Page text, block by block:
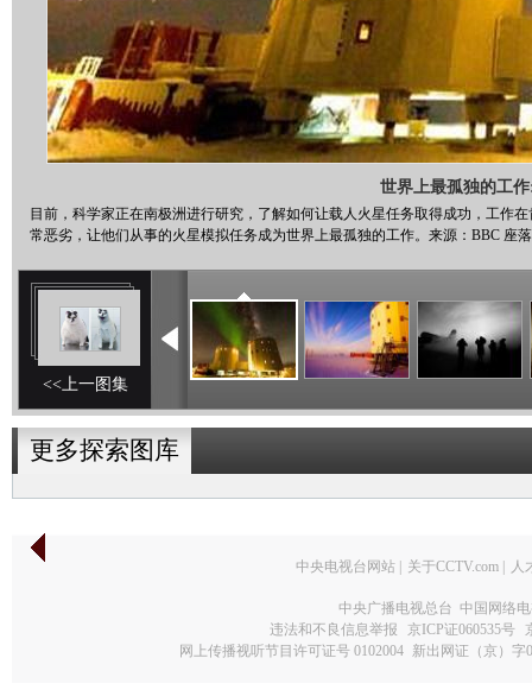
世界上最孤独的工
目前，科学家正在南极洲进行研究，了解如何让载人火星任务取得成功，工作
常恶劣，让他们从事的火星模拟任务成为世界上最孤独的工作。来源：BBC 座
<<上一图集
更多探索图库
中央电视台网站 关于CCTV.com 人
中央广播电视总台 中国网络
违法和不良信息举报
京ICP证060535号
网上传播视听节目许可证号 0102004 新出网证（京）